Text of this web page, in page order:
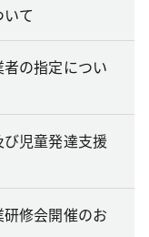
て
の指定につい
児童発達支援
修会開催のお